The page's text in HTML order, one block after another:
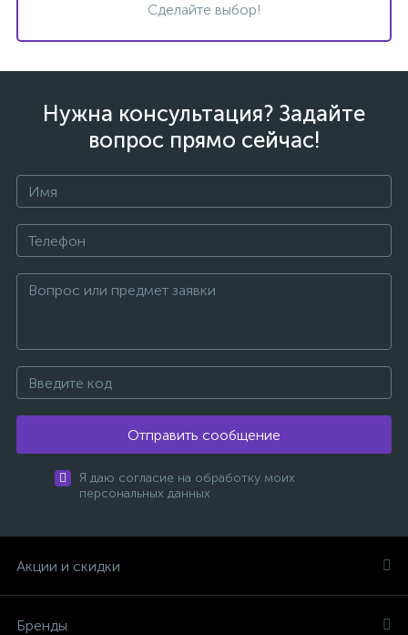
Сделайте выбор!
Нужна консультация? Задайте
вопрос прямо сейчас!
Отправить сообщение
Я даю согласие на обработку моих
персональных данных
Акции и скидки
Бренды